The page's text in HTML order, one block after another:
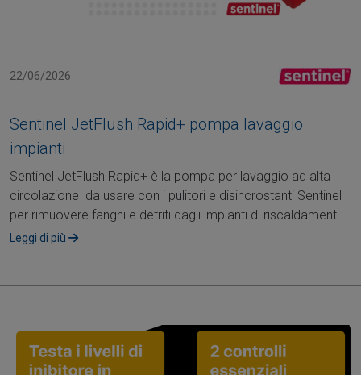
22/06/2026
Sentinel JetFlush Rapid+ pompa lavaggio
impianti
Sentinel JetFlush Rapid+ è la pompa per lavaggio ad alta
circolazione da usare con i pulitori e disincrostanti Sentinel
per rimuovere fanghi e detriti dagli impianti di riscaldamento
domestico....
Leggi di più